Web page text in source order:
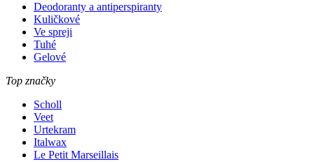
Deodoranty a antiperspiranty
Kuličkové
Ve spreji
Tuhé
Gelové
Top značky
Scholl
Veet
Urtekram
Italwax
Le Petit Marseillais